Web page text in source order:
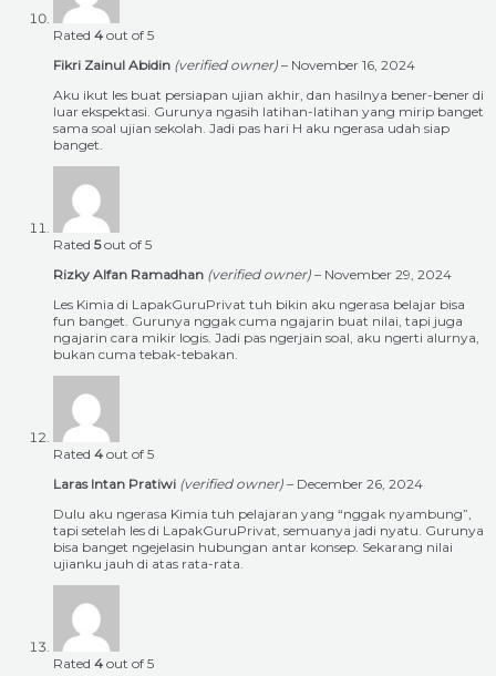
Rated 4 out of 5
Fikri Zainul Abidin (verified owner) – November 16, 2024
Aku ikut les buat persiapan ujian akhir, dan hasilnya bener-bener di
luar ekspektasi. Gurunya ngasih latihan-latihan yang mirip banget
sama soal ujian sekolah. Jadi pas hari H aku ngerasa udah siap
banget.
Rated 5out of 5
Rizky Alfan Ramadhan (verified owner) – November 29, 2024
Les Kimia di LapakGuruPrivat tuh bikin aku ngerasa belajar bisa
fun banget. Gurunya nggak cuma ngajarin buat nilai, tapi juga
ngajarin cara mikir logis. Jadi pas ngerjain soal, aku ngerti alurnya,
bukan cuma tebak-tebakan.
Rated 4 out of 5
Laras Intan Pratiwi (verified owner) – December 26, 2024
Dulu aku ngerasa Kimia tuh pelajaran yang “nggak nyambung”,
tapi setelah les di LapakGuruPrivat, semuanya jadi nyatu. Gurunya
bisa banget ngejelasin hubungan antar konsep. Sekarang nilai
ujianku jauh di atas rata-rata.
Rated 4 out of 5